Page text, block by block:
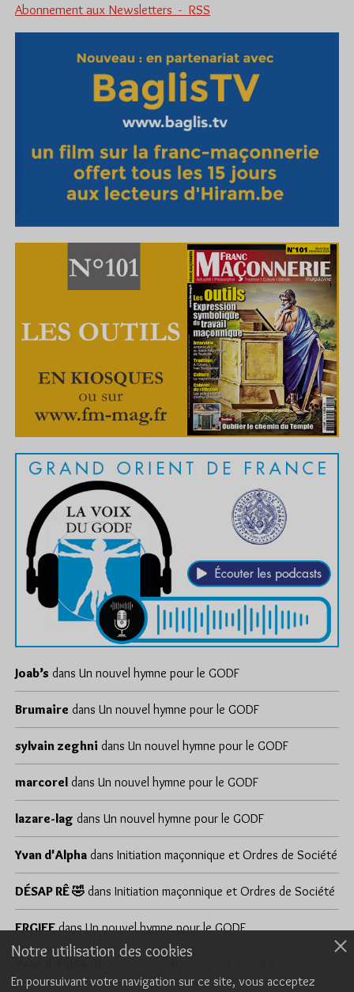
Abonnement aux Newsletters - RSS
Joab’s dans Un nouvel hymne pour le GODF
Brumaire dans Un nouvel hymne pour le GODF
sylvain zeghni dans Un nouvel hymne pour le GODF
marcorel dans Un nouvel hymne pour le GODF
lazare-lag dans Un nouvel hymne pour le GODF
Yvan d'Alpha dans Initiation maçonnique et Ordres de Société
DÉSAP RÊ 🤣 dans Initiation maçonnique et Ordres de Société
ERGIEFdansUn nouvel hymne pour le GODF
Notre utilisation des cookies
En poursuivant votre navigation sur ce site, vous acceptez